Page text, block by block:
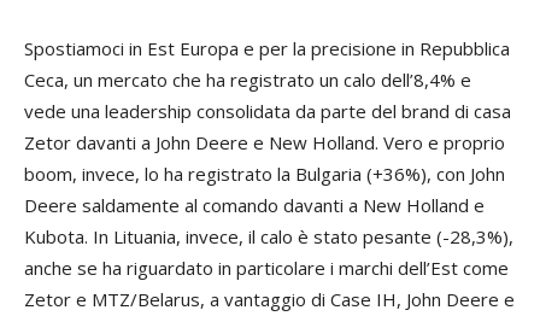
Spostiamoci in Est Europa e per la precisione in Repubblica
Ceca, un mercato che ha registrato un calo dell’8,4% e
vede una leadership consolidata da parte del brand di casa
Zetor davanti a John Deere e New Holland. Vero e proprio
boom, invece, lo ha registrato la Bulgaria (+36%), con John
Deere saldamente al comando davanti a New Holland e
Kubota. In Lituania, invece, il calo è stato pesante (-28,3%),
anche se ha riguardato in particolare i marchi dell’Est come
Zetor e MTZ/Belarus, a vantaggio di Case IH, John Deere e